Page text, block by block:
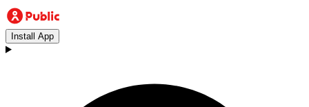
Install App